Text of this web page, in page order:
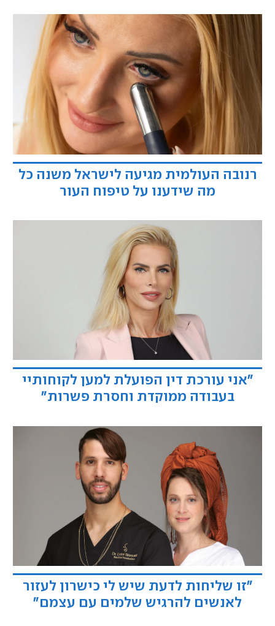
רנובה העולמית מגיעה לישראל משנה כל
מה שידענו על טיפוח העור
"אני עורכת דין הפועלת למען לקוחותיי
בעבודה ממוקדת וחסרת פשרות"
"זו שליחות לדעת שיש לי כישרון לעזור
לאנשים להרגיש שלמים עם עצמם"